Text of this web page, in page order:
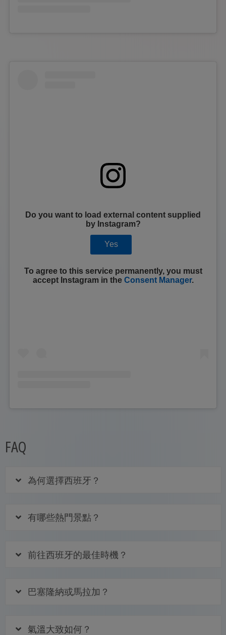
Do you want to load external content supplied
by Instagram?
Yes
To agree to this service permanently, you must
accept Instagramin the Consent Manager.
FAQ
為何選擇西班牙？
有哪些熱門景點？
前往西班牙的最佳時機？
巴塞隆納或馬拉加？
氣溫大致如何？